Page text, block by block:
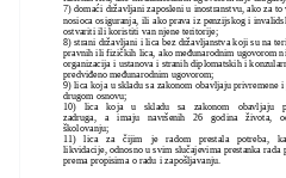
7) domaći državljani zaposleni u inostranstvu, ako za
nosioca osiguranja, ili ako prava iz penzijskog i
ostvariti ili koristiti van njene teritorije;
8) strani državljani i lica bez državljanstva koji su na
pravnih ili fizičkih lica, ako međunarodnim ugovorom
organizacija i ustanova i stranih diplomatskih i
predviđeno međunarodnim ugovorom;
9) lica koja u skladu sa zakonom obavljaju privremene
drugom osnovu;
10) lica koja u skladu sa zakonom obavljaju
zadruga, a imaju navršenih 26 godina života,
školovanju;
11) lica za čijim je radom prestala potreba,
likvidacije, odnosno u svim slučajevima prestanka rada
prema propisima o radu i zapošljavanju.